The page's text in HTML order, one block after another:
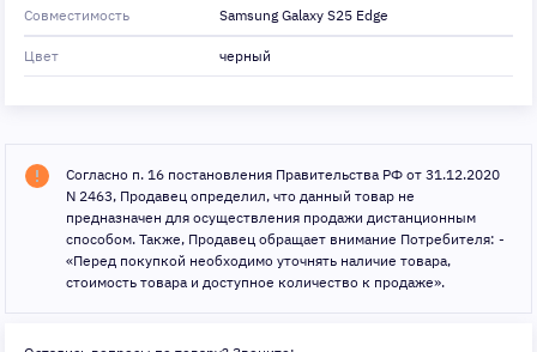
Совместимость Samsung Galaxy S25 Edge
Цвет черный
Согласно п. 16 постановления Правительства РФ от 31.12.2020
N 2463, Продавец определил, что данный товар не
предназначен для осуществления продажи дистанционным
способом. Также, Продавец обращает внимание Потребителя: -
«Перед покупкой необходимо уточнять наличие товара,
стоимость товара и доступное количество к продаже».